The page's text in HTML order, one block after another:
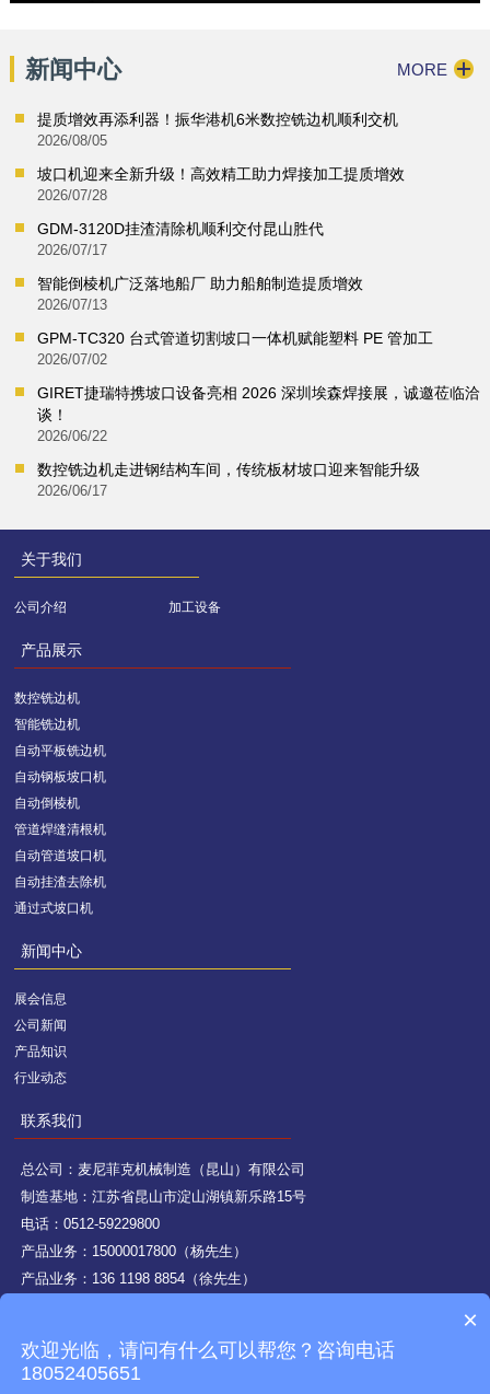
新闻中心 MORE
提质增效再添利器！振华港机6米数控铣边机顺利交机
2026/08/05
坡口机迎来全新升级！高效精工助力焊接加工提质增效
2026/07/28
GDM-3120D挂渣清除机顺利交付昆山胜代
2026/07/17
智能倒棱机广泛落地船厂 助力船舶制造提质增效
2026/07/13
GPM-TC320 台式管道切割坡口一体机赋能塑料 PE 管加工
2026/07/02
GIRET捷瑞特携坡口设备亮相 2026 深圳埃森焊接展，诚邀莅临洽
谈！
2026/06/22
数控铣边机走进钢结构车间，传统板材坡口迎来智能升级
2026/06/17
关于我们
公司介绍 加工设备
产品展示
数控铣边机
智能铣边机
自动平板铣边机
自动钢板坡口机
自动倒棱机
管道焊缝清根机
自动管道坡口机
自动挂渣去除机
通过式坡口机
新闻中心
展会信息
公司新闻
产品知识
行业动态
联系我们
总公司：麦尼菲克机械制造（昆山）有限公司
制造基地：江苏省昆山市淀山湖镇新乐路15号
电话：0512-59229800
产品业务：15000017800（杨先生）
产品业务：136 1198 8854（徐先生）
×
欢迎光临，请问有什么可以帮您？咨询电话
18052405651